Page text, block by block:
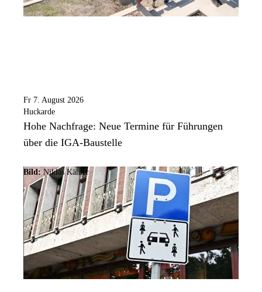
Fr 7. August 2026
Huckarde
Hohe Nachfrage: Neue Termine für Führungen
über die IGA-Baustelle
Bild: Niklas Kähler